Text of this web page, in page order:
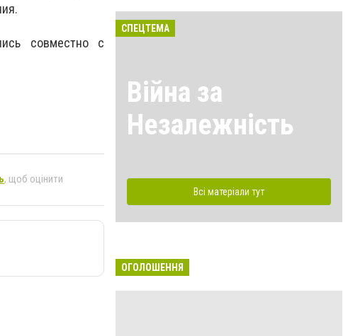
совместно с
, щоб оцінити
СПЕЦТЕМА
Війна за
Незалежність
Всі матеріали тут
ОГОЛОШЕННЯ